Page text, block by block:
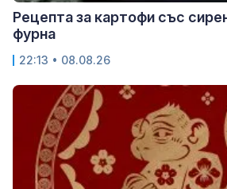
Рецепта за картофи със
фурна
22:13 • 08.08.26